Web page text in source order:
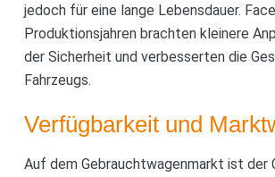
jedoch für eine lange Lebensdauer.
Produktionsjahren brachten kleinere
der Sicherheit und verbesserten die
Fahrzeugs.
Verfügbarkeit und
Auf dem Gebrauchtwagenmarkt ist der